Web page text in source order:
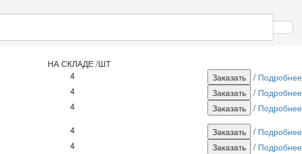
НА СКЛАДЕ /ШТ
4 / Подробнее
4 / Подробнее
4 / Подробнее
4 / Подробнее
4 / Подробнее